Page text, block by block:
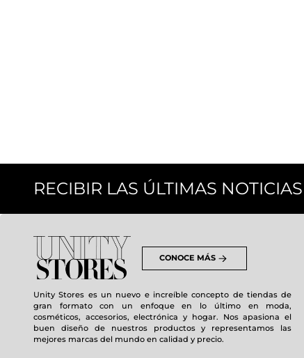
RECIBIR LAS ÚLTIMAS NOTICIAS
CONOCE MÁS
Unity Stores es un nuevo e increíble concepto de tiendas de
gran formato con un enfoque en lo último en moda,
cosméticos, accesorios, electrónica y hogar. Nos apasiona el
buen diseño de nuestros productos y representamos las
mejores marcas del mundo en calidad y precio.